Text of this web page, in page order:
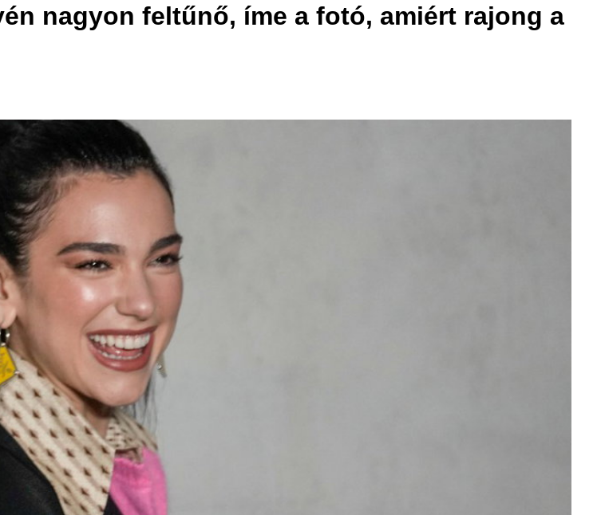
nagyon feltűnő, íme a fotó, amiért rajong a